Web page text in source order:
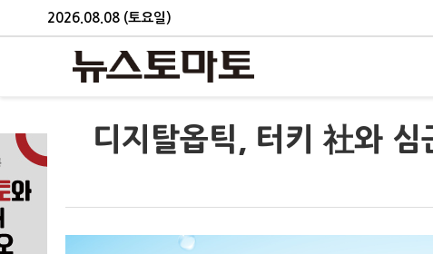
2026.08.08 (토요일)
디지탈옵틱, 터키 社와